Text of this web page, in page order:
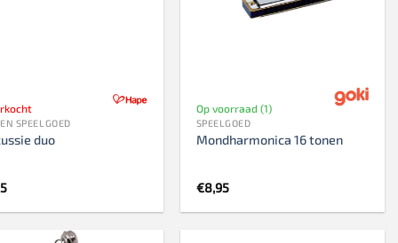
3000 stukjes
schaakset
schaakstukken
SPEELGOED
duo
Op voorraad (1)
SPEELGOED
Mondharmonica 16 tonen
€8,95